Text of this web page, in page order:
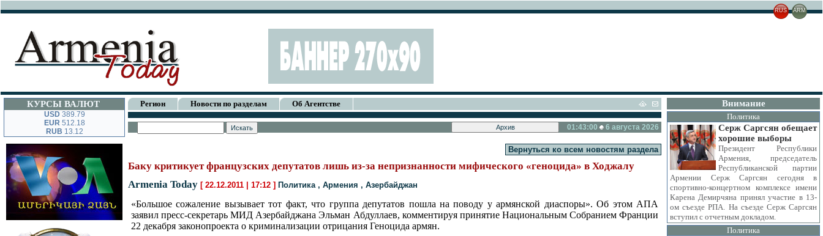
RUS ARM
КУРСЫ ВАЛЮТ
USD 389.79
EUR 512.18
RUB 13.12
Регион Новости по разделам Об Агентстве
01:43:01 6 августа 2026
Вернуться ко всем новостям раздела
Баку критикует французских депутатов лишь из-за непризнанности мифического «геноцида» в Ходжалу
Armenia Today [ 22.12.2011 | 17:12 ] Политика , Армения , Азербайджан
«Большое сожаление вызывает тот факт, что группа депутатов пошла на поводу у армянской диаспоры». Об этом АПА
заявил пресс-секретарь МИД Азербайджана Эльман Абдуллаев, комментируя принятие Национальным Собранием Франции
22 декабря законопроекта о криминализации отрицания Геноцида армян.
Внимание
Политика
Серж Саргсян обещает
хорошие выборы
Президент Республики
Армения, председатель
Республиканской партии
Армении Серж Саргсян сегодня в
спортивно-концертном комплексе имени
Карена Демирчяна принял участие в 13-
ом съезде РПА. На съезде Серж Саргсян
вступил с отчетным докладом.
Политика